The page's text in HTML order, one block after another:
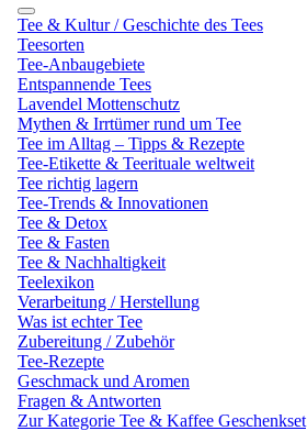
Tee & Kultur / Geschichte des Tees
Teesorten
Tee-Anbaugebiete
Entspannende Tees
Lavendel Mottenschutz
Mythen & Irrtümer rund um Tee
Tee im Alltag – Tipps & Rezepte
Tee-Etikette & Teerituale weltweit
Tee richtig lagern
Tee-Trends & Innovationen
Tee & Detox
Tee & Fasten
Tee & Nachhaltigkeit
Teelexikon
Verarbeitung / Herstellung
Was ist echter Tee
Zubereitung / Zubehör
Tee-Rezepte
Geschmack und Aromen
Fragen & Antworten
Zur Kategorie Tee & Kaffee Geschenkset